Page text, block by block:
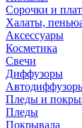
Сорочки и
Халаты,
Аксессуары
Косметика
Свечи
Диффузоры
Пледы и
Пледы
Покрывала